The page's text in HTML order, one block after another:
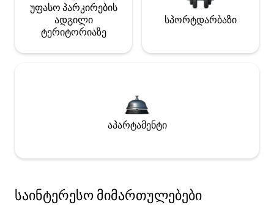
უფასო პარკირების
ადგილი
ტერიტორიაზე
სპორტდარბაზი
აპარტამენტი
საინტერესო მიმართულებები